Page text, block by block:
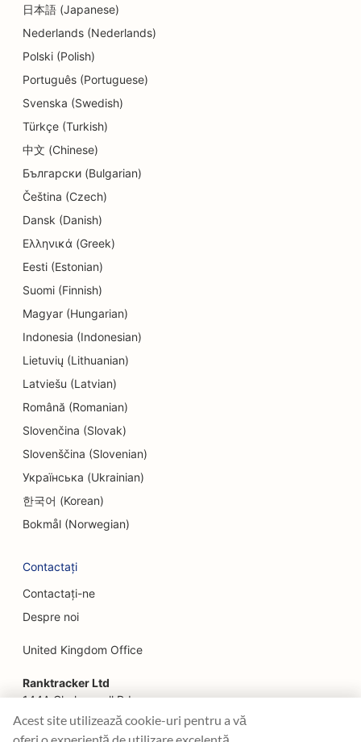
SEO pentru restaurante
SEO pentru magazinele de prăjituri
SEO pentru educație și servicii de îngrijire a
copiilor
SEO pentru magazinele de gogoși
SEO pentru studiourile de dans
SEO pentru curățătorie chimică
SEO pentru firmele de inginerie
SEO pentru endodonțiști
SEO pentru divertisment și recreere
SEO pentru Escape Rooms
EO pentru restaurante etnice
SEO pentru restaurantele Farm-to-Table
SEO pentru servicii de lifting facial
SEO pentru planificatorii financiari
SEO pentru restaurantele Fast Food
SEO pentru florari
SEO pentru restaurantele Fine Dining
SEO pentru servicii financiare
SEO pentru food court-uri
日本語 (Japanese)
Nederlands (Nederlands)
Polski (Polish)
Português (Portuguese)
Svenska (Swedish)
Türkçe (Turkish)
中文 (Chinese)
Български (Bulgarian)
Čeština (Czech)
Dansk (Danish)
Ελληνικά (Greek)
Eesti (Estonian)
Suomi (Finnish)
Magyar (Hungarian)
Indonesia (Indonesian)
Lietuvių (Lithuanian)
Latviešu (Latvian)
Română (Romanian)
Slovenčina (Slovak)
Slovenščina (Slovenian)
Українська (Ukrainian)
한국어 (Korean)
Bokmål (Norwegian)
Contactați
Contactați-ne
Despre noi
United Kingdom Office
Ranktracker Ltd
144A Clerkenwell Rd
London, EC1R 5DF
Company No: 08820809
Acest site utilizează cookie-uri pentru a vă